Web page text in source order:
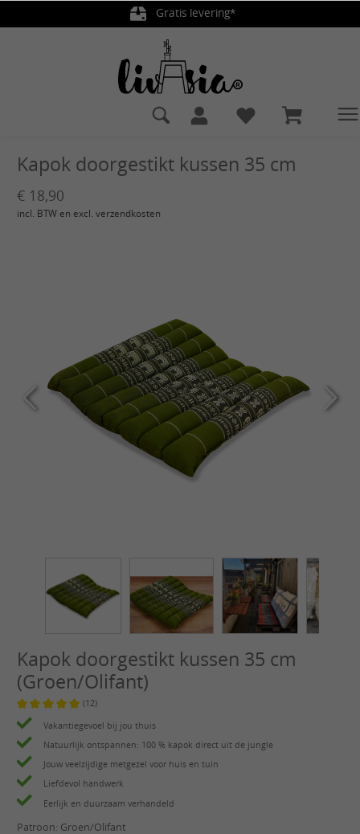
Gratis levering*
Kapok doorgestikt kussen 35 cm
€ 18,90
incl. BTW en excl. verzendkosten
Kapok doorgestikt kussen 35 cm
(Groen/Olifant)
Gemiddelde waardering van 5 van 5 sterren
(12)
Vakantiegevoel bij jou thuis
Natuurlijk ontspannen: 100 % kapok direct uit de jungle
Jouw veelzijdige metgezel voor huis en tuin
Liefdevol handwerk
Eerlijk en duurzaam verhandeld
Patroon: Groen/Olifant